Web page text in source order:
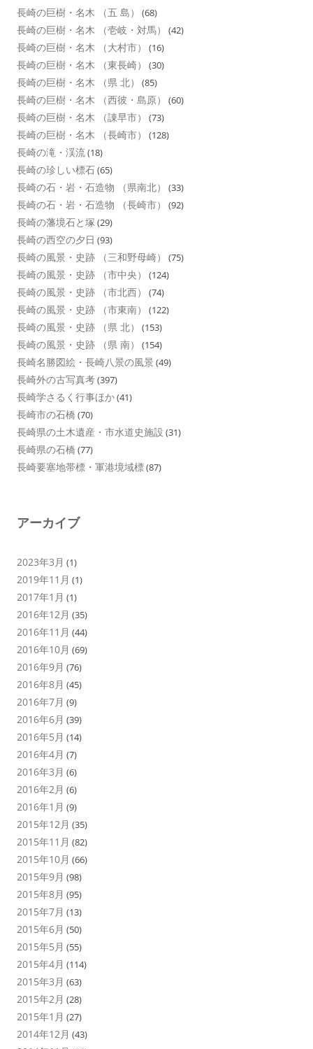
長崎の巨樹・名木 （五 島） (68)
長崎の巨樹・名木 （壱岐・対馬） (42)
長崎の巨樹・名木 （大村市） (16)
長崎の巨樹・名木 （東長崎） (30)
長崎の巨樹・名木 （県 北） (85)
長崎の巨樹・名木 （西彼・島原） (60)
長崎の巨樹・名木 （諌早市） (73)
長崎の巨樹・名木 （長崎市） (128)
長崎の滝・渓流(18)
長崎の珍しい標石(65)
長崎の石・岩・石造物 （県南北） (33)
長崎の石・岩・石造物 （長崎市） (92)
長崎の藩境石と塚 (29)
長崎の西空の夕日 (93)
長崎の風景・史跡 （三和野母崎） (75)
長崎の風景・史跡 （市中央） (124)
長崎の風景・史跡 （市北西） (74)
長崎の風景・史跡 （市東南） (122)
長崎の風景・史跡 （県 北） (153)
長崎の風景・史跡 （県 南） (154)
長崎名勝図絵・長崎八景の風景 (49)
長崎外の古写真考(397)
長崎学さるく行事ほか(41)
長崎市の石橋 (70)
長崎県の土木遺産・市水道史施設 (31)
長崎県の石橋 (77)
長崎要塞地帯標・軍港境域標(87)
アーカイブ
2023年3月 (1)
2019年11月 (1)
2017年1月 (1)
2016年12月 (35)
2016年11月 (44)
2016年10月 (69)
2016年9月 (76)
2016年8月 (45)
2016年7月 (9)
2016年6月 (39)
2016年5月 (14)
2016年4月 (7)
2016年3月 (6)
2016年2月 (6)
2016年1月 (9)
2015年12月 (35)
2015年11月 (82)
2015年10月 (66)
2015年9月 (98)
2015年8月 (95)
2015年7月 (13)
2015年6月 (50)
2015年5月 (55)
2015年4月 (114)
2015年3月 (63)
2015年2月 (28)
2015年1月 (27)
2014年12月 (43)